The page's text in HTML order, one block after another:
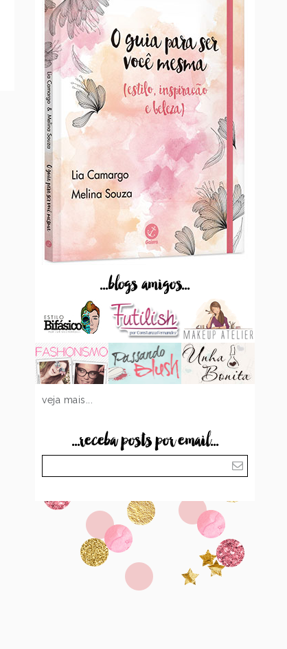
...blogs amigos...
veja mais...
...receba posts por email...